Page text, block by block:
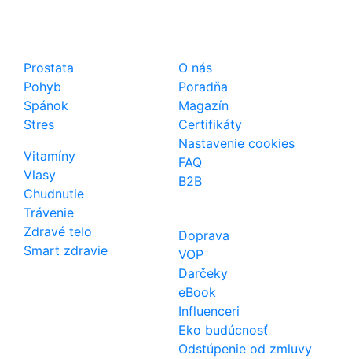
Prostata
Pohyb
Spánok
Stres
Vitamíny
Vlasy
Chudnutie
Trávenie
Zdravé telo
Smart zdravie
O nás
Poradňa
Magazín
Certifikáty
Nastavenie cookies
FAQ
B2B
Doprava
VOP
Darčeky
eBook
Influenceri
Eko budúcnosť
Odstúpenie od zmluvy